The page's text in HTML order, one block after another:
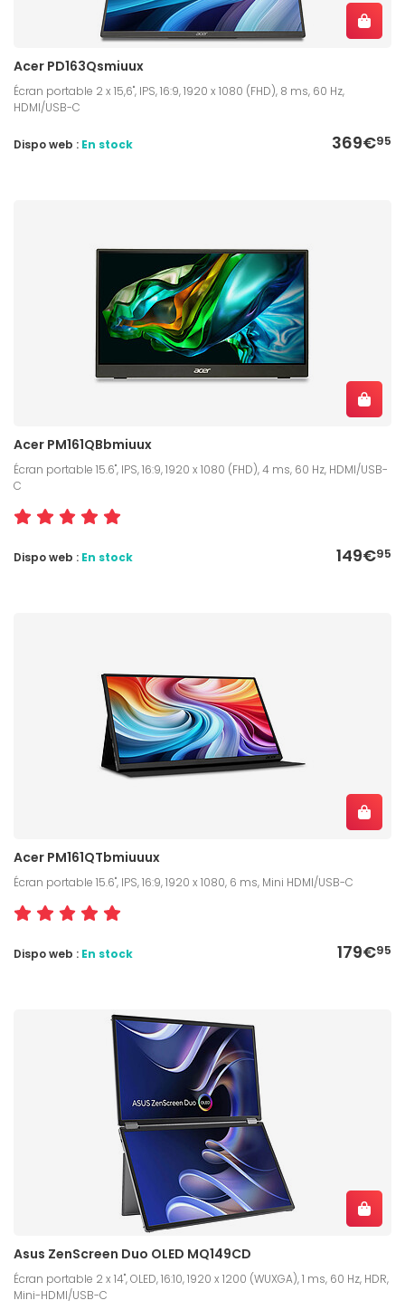
Acer PD163Qsmiuux
Écran portable 2 x 15,6", IPS, 16:9, 1920 x 1080 (FHD), 8 ms, 60 Hz,
HDMI/USB-C
369€95
Dispo web : En stock
Acer PM161QBbmiuux
Écran portable 15.6", IPS, 16:9, 1920 x 1080 (FHD), 4 ms, 60 Hz, HDMI/USB-
C
149€95
Dispo web : En stock
Acer PM161QTbmiuuux
Écran portable 15.6", IPS, 16:9, 1920 x 1080, 6 ms, Mini HDMI/USB-C
179€95
Dispo web : En stock
Asus ZenScreen Duo OLED MQ149CD
Écran portable 2 x 14", OLED, 16:10, 1920 x 1200 (WUXGA), 1 ms, 60 Hz, HDR,
Mini-HDMI/USB-C